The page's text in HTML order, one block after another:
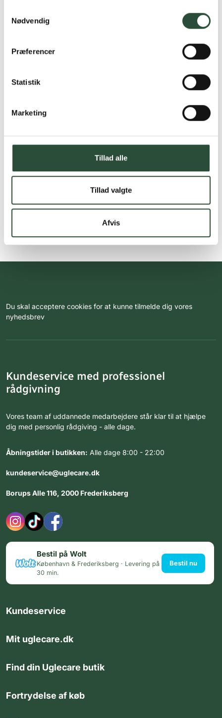
Nødvendig
Præferencer
Statistik
Marketing
Tillad alle
Tillad valgte
Afvis
Du skal acceptere cookies for at kunne tilmelde dig vores
nyhedsbrev
Kundeservice med professionel
rådgivning
Vores team af uddannede medarbejdere står klar til at hjælpe
dig med personlig rådgiving - alle dage.
Åbningstider i butikken: Alle dage 8:00 - 22:00
kundeservice@uglecare.dk
Borups Alle 116, 2000 Frederiksberg
Bestil på Wolt
København & Frederiksberg · Levering på
30 min.
Bestil nu
Kundeservice
Mit uglecare.dk
Find din Uglecare butik
Fortrydelse af køb